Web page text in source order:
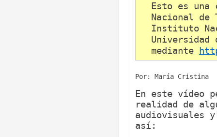
Esto es
Nacional de
Instituto
Universidad
mediante
Por: María Cristina
En este vídeo
realidad de
audiovisuales
así: